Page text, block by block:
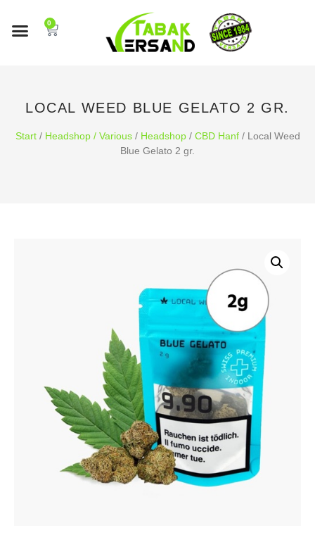
0
LOCAL WEED BLUE GELATO 2 GR.
Start/ Headshop / Various/ Headshop/ CBD Hanf/ Local Weed
Blue Gelato 2 gr.